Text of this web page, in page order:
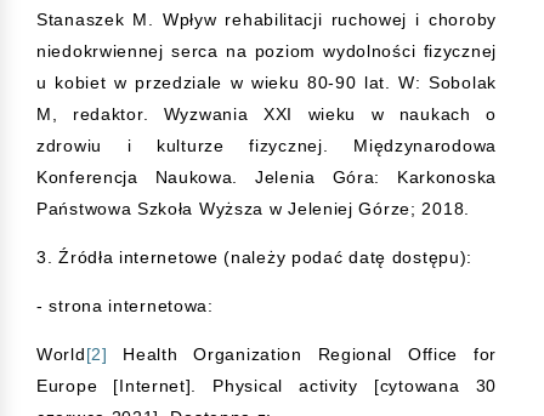
Stanaszek M. Wpływ rehabilitacji ruchowej i choroby
niedokrwiennej serca na poziom wydolności fizycznej
u kobiet w przedziale w wieku 80-90 lat. W: Sobolak
M, redaktor. Wyzwania XXI wieku w naukach o
zdrowiu i kulturze fizycznej. Międzynarodowa
Konferencja Naukowa. Jelenia Góra: Karkonoska
Państwowa Szkoła Wyższa w Jeleniej Górze; 2018.
3. Źródła internetowe (należy podać datę dostępu):
- strona internetowa:
World[2]
Health Organization Regional Office for
Europe [Internet]. Physical activity [cytowana 30